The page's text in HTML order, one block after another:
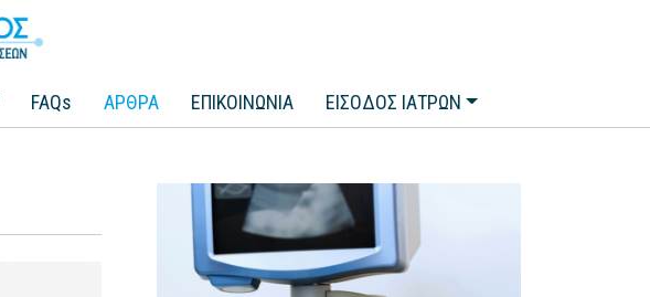
FAQs ΑΡΘΡΑ ΕΠΙΚΟΙΝΩΝΙΑ ΕΙΣΟΔΟΣ ΙΑΤΡΩΝ